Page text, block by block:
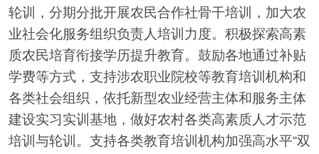
轮训，分期分批开展农民合作社骨干培训，加大农
业社会化服务组织负责人培训力度。积极探索高素
质农民培育衔接学历提升教育。鼓励各地通过补贴
学费等方式，支持涉农职业院校等教育培训机构和
各类社会组织，依托新型农业经营主体和服务主体
建设实习实训基地，做好农村各类高素质人才示范
培训与轮训。支持各类教育培训机构加强高水平“双